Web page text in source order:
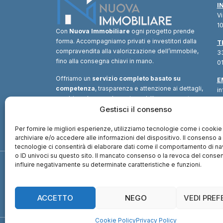
Gestisci il consenso
Per fornire le migliori esperienze, utilizziamo tecnologie come i
archiviare e/o accedere alle informazioni del dispositivo. Il consenso
tecnologie ci consentirà di elaborare dati come il comportamento di
o ID univoci su questo sito. Il mancato consenso o la revoca del
influire negativamente su determinate caratteristiche e funzioni.
ACCETTO NEGO VEDI
Cookie PolicyPrivacy Policy
Con Nuova Immobiliare ogni progetto prende
forma. Accompagniamo privati e investitori dalla
compravendita alla valorizzazione dell’immobile,
fino alla consegna chiavi in mano.
Offriamo un servizio completo basato su
competenza, trasparenza e attenzione ai dettagli,
combinando consulenza immobiliare, supporto
tecnico e soluzioni finanziarie.Un unico
valore.